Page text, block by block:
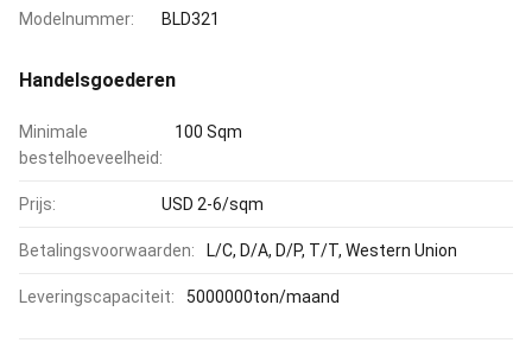
Modelnummer: BLD321
Handelsgoederen
Minimale
bestelhoeveelheid:
100 Sqm
Prijs: USD 2-6/sqm
Betalingsvoorwaarden: L/C, D/A, D/P, T/T, Western Union
Leveringscapaciteit: 5000000ton/maand